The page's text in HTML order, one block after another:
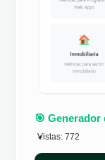
🎯 Generador
Vistas:772